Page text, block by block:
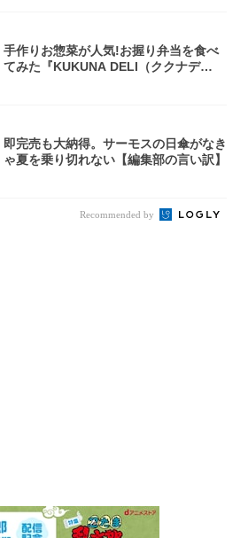
手作りお惣菜が人気!お握り弁当を食べ
てみた『KUKUNA DELI（ククナデ
即完売も大納得。サーモスの日傘がなき
ゃ夏を乗り切れない【編集部の言い訳】
Recommended by